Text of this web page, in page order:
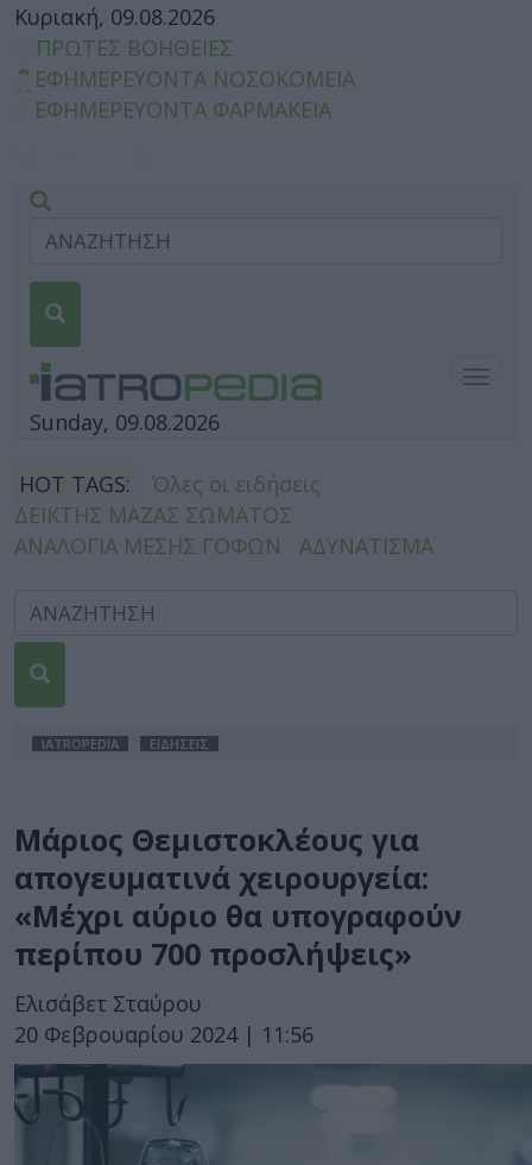
Κυριακή, 09.08.2026
ΠΡΩΤΕΣ ΒΟΗΘΕΙΕΣ
ΕΦΗΜΕΡΕΥΟΝΤΑ ΝΟΣΟΚΟΜΕΙΑ
ΕΦΗΜΕΡΕΥΟΝΤΑ ΦΑΡΜΑΚΕΙΑ
Sunday, 09.08.2026
HOT TAGS:
Όλες οι ειδήσεις
ΔΕΙΚΤΗΣ ΜΑΖΑΣ ΣΩΜΑΤΟΣ
ΑΝΑΛΟΓΙΑ ΜΕΣΗΣ ΓΟΦΩΝ
ΑΔΥΝΑΤΙΣΜΑ
IATROPEDIA ΕΙΔΗΣΕΙΣ
Μάριος Θεμιστοκλέους για
απογευματινά χειρουργεία:
«Μέχρι αύριο θα υπογραφούν
περίπου 700 προσλήψεις»
Ελισάβετ Σταύρου
20 Φεβρουαρίου 2024 | 11:56